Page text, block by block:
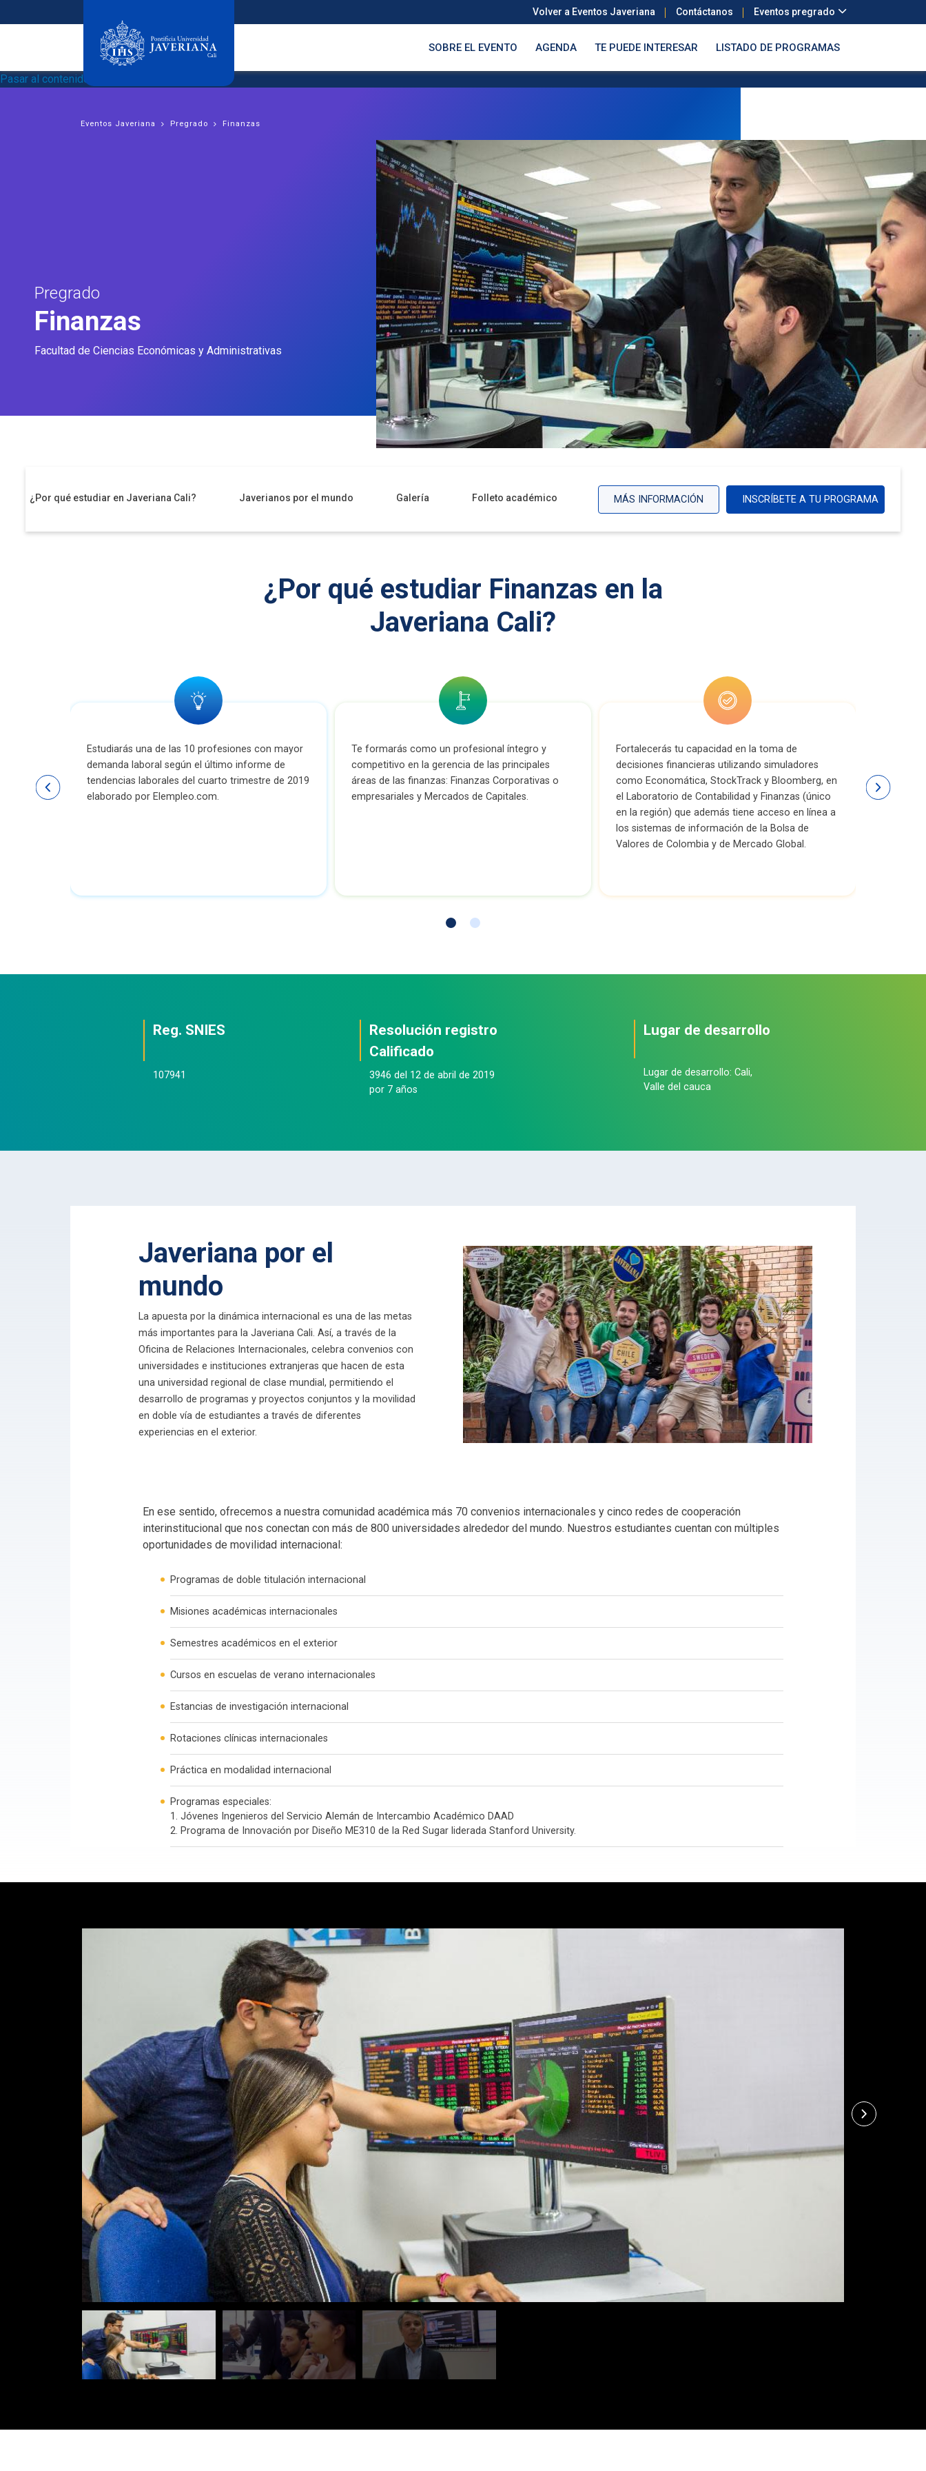
Pasar al contenido principal
Volver a Eventos Javeriana Contáctanos Eventos pregrado
SOBRE EL EVENTO AGENDA TE PUEDE INTERESAR LISTADO DE PROGRAMAS
Eventos Javeriana Pregrado Finanzas
Pregrado
Finanzas
Facultad de Ciencias Económicas y Administrativas
¿Por qué estudiar en Javeriana Cali? Javerianos por el mundo Galería Folleto académico MÁS INFORMACIÓN INSCRÍBETE A TU PROGRAMA
¿Por qué estudiar Finanzas en la
Javeriana Cali?
Estudiarás una de las 10 profesiones con mayor
demanda laboral según el último informe de
tendencias laborales del cuarto trimestre de 2019
elaborado por Elempleo.com.
Te formarás como un profesional íntegro y
competitivo en la gerencia de las principales
áreas de las finanzas: Finanzas Corporativas o
empresariales y Mercados de Capitales.
Fortalecerás tu capacidad en la toma de
decisiones financieras utilizando simuladores
como Economática, StockTrack y Bloomberg, en
el Laboratorio de Contabilidad y Finanzas (único
en la región) que además tiene acceso en línea a
los sistemas de información de la Bolsa de
Valores de Colombia y de Mercado Global.
tu perfil
Reg. SNIES
107941
Resolución registro
Calificado
3946 del 12 de abril de 2019
por 7 años
Lugar de desarrollo
Lugar de desarrollo: Cali,
Valle del cauca
Javeriana por el
mundo
La apuesta por la dinámica internacional es una de las metas
más importantes para la Javeriana Cali. Así, a través de la
Oficina de Relaciones Internacionales, celebra convenios con
universidades e instituciones extranjeras que hacen de esta
una universidad regional de clase mundial, permitiendo el
desarrollo de programas y proyectos conjuntos y la movilidad
en doble vía de estudiantes a través de diferentes
experiencias en el exterior.
En ese sentido, ofrecemos a nuestra comunidad académica más 70 convenios internacionales y cinco redes de cooperación
interinstitucional que nos conectan con más de 800 universidades alrededor del mundo. Nuestros estudiantes cuentan con múltiples
oportunidades de movilidad internacional:
Programas de doble titulación internacional
Misiones académicas internacionales
Semestres académicos en el exterior
Cursos en escuelas de verano internacionales
Estancias de investigación internacional
Rotaciones clínicas internacionales
Práctica en modalidad internacional
Programas especiales:
1. Jóvenes Ingenieros del Servicio Alemán de Intercambio Académico DAAD
2. Programa de Innovación por Diseño ME310 de la Red Sugar liderada Stanford University.